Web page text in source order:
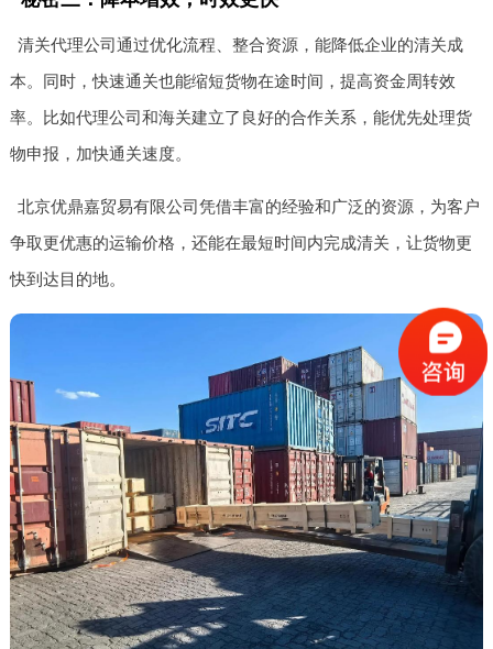
清关代理公司通过优化流程、整合资源，能降低企业的清关成
本。同时，快速通关也能缩短货物在途时间，提高资金周转效
率。比如代理公司和海关建立了良好的合作关系，能优先处理货
物申报，加快通关速度。
北京优鼎嘉贸易有限公司凭借丰富的经验和广泛的资源，为客户
争取更优惠的运输价格，还能在最短时间内完成清关，让货物更
快到达目的地。